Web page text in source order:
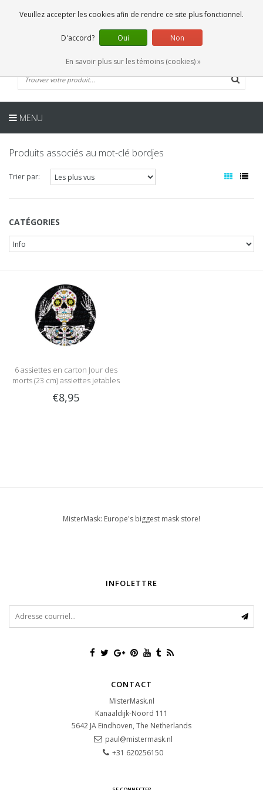
0 Articles
FR
MENU
Produits associés au mot-clé bordjes
Trier par:
CATÉGORIES
6 assiettes en carton Jour des
morts (23 cm) assiettes jetables
€8,95
MisterMask: Europe's biggest mask store!
INFOLETTRE
CONTACT
MisterMask.nl
Kanaaldijk-Noord 111
5642 JA Eindhoven, The Netherlands
paul@mistermask.nl
+31 620256150
Veuillez accepter les cookies afin de rendre ce site plus fonctionnel.
D'accord? Oui Non
En savoir plus sur les témoins (cookies) »